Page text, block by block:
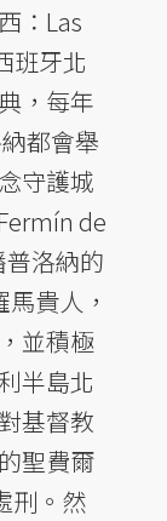
：Las
班牙北
，每年
都會舉
守護城
de
洛納的
貴人，
並積極
半島北
基督教
聖費爾
刑。然